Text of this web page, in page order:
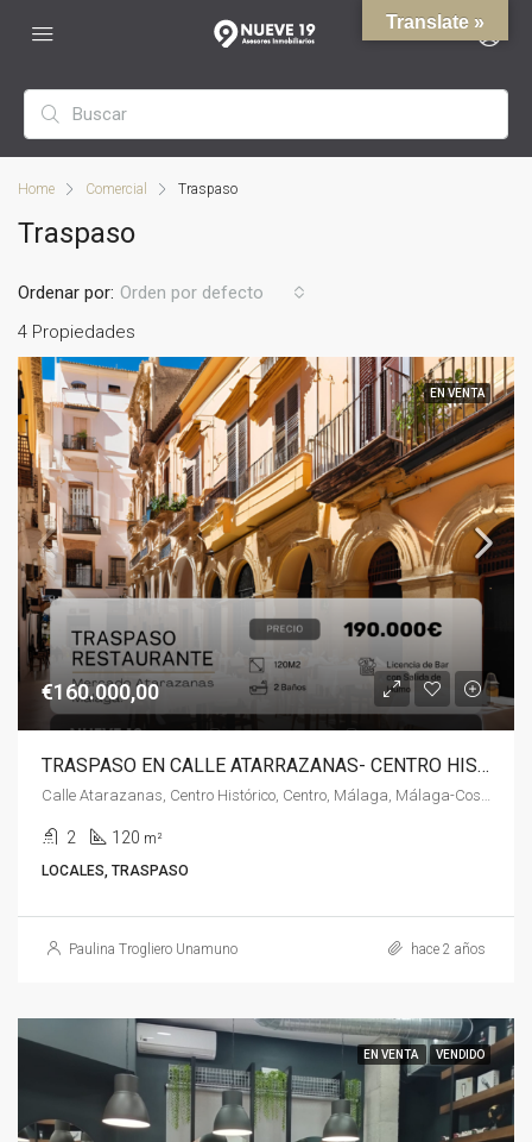
Home Comercial Traspaso
Traspaso
4 Propiedades
Ordenar por: Orden por defecto
EN VENTA
€160.000,00
TRASPASO EN CALLE ATARRAZANAS- CENTRO HISTÓRICO DE MÁLAGA
2 120 m²
LOCALES, TRASPASO
Paulina Trogliero Unamuno hace 2 años
EN VENTA VENDIDO
Translate »